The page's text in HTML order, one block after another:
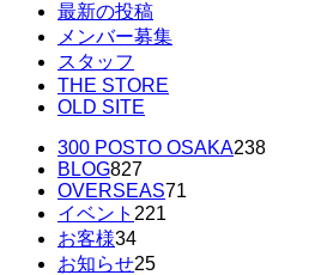
最新の投稿
メンバー募集
スタッフ
THE STORE
OLD SITE
300 POSTO OSAKA238
BLOG827
OVERSEAS71
イベント 221
お客様34
お知らせ25